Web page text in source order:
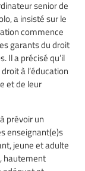
senior de
a insisté sur le
commence
garants du droit
Il a précisé qu’il
à l’éducation
et de leur
prévoir un
enseignant(e)s
jeune et adulte
hautement